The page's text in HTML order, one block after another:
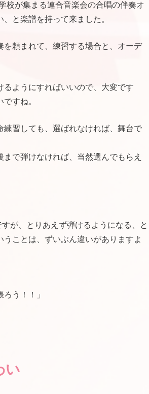
校が集まる連合音楽会の合唱の伴奏オ
と楽譜を持って来ました。
頼まれて、練習する場合と、オーデ
ようにすればいいので、大変です
すね。
習しても、選ばれなければ、舞台で
で弾けなければ、当然選んでもらえ
が、とりあえず弾けるようになる、と
ことは、ずいぶん違いがありますよ
う！！」
い